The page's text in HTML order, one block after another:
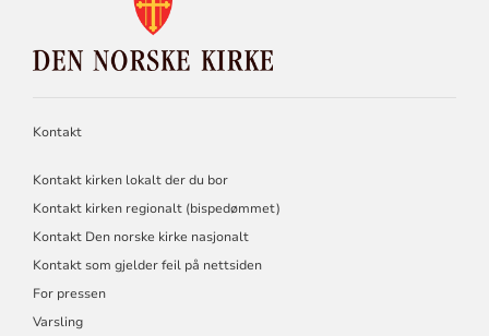
NORSKE
KIRKE
Kontakt
Kontakt kirken lokalt der du bor
Kontakt kirken regionalt (bispedømmet)
Kontakt Den norske kirke nasjonalt
Kontakt som gjelder feil på nettsiden
For pressen
Varsling